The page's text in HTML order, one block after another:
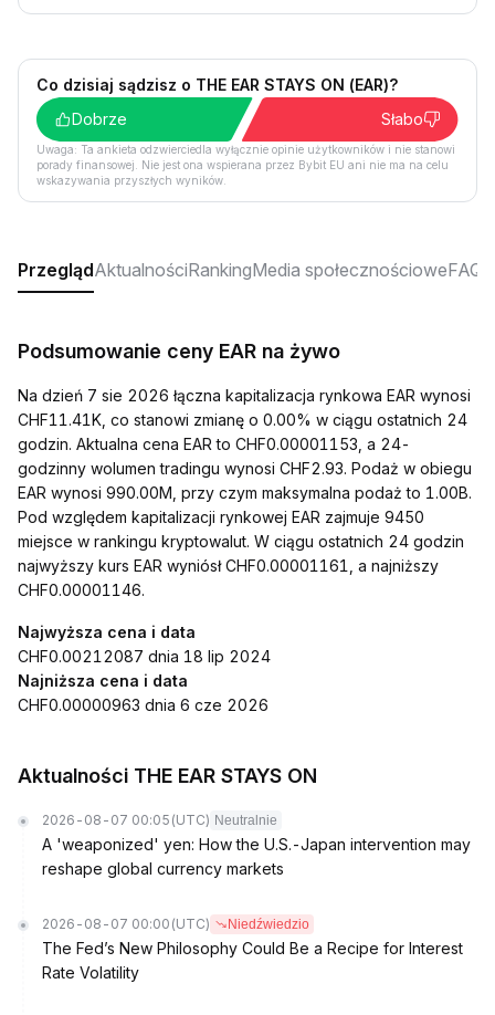
Co dzisiaj sądzisz o THE EAR STAYS ON (EAR)?
Dobrze
Słabo
Uwaga: Ta ankieta odzwierciedla wyłącznie opinie użytkowników i nie stanowi
porady finansowej. Nie jest ona wspierana przez Bybit EU ani nie ma na celu
wskazywania przyszłych wyników.
PrzeglądAktualnościRankingMedia społecznościoweFAQ
Podsumowanie ceny EAR na żywo
Na dzień 7 sie 2026 łączna kapitalizacja rynkowa EAR wynosi
CHF11.41K, co stanowi zmianę o 0.00% w ciągu ostatnich 24
godzin. Aktualna cena EAR to CHF0.00001153, a 24-
godzinny wolumen tradingu wynosi CHF2.93. Podaż w obiegu
EAR wynosi 990.00M, przy czym maksymalna podaż to 1.00B.
Pod względem kapitalizacji rynkowej EAR zajmuje 9450
miejsce w rankingu kryptowalut. W ciągu ostatnich 24 godzin
najwyższy kurs EAR wyniósł CHF0.00001161, a najniższy
CHF0.00001146.
Najwyższa cena i data
CHF0.00212087 dnia 18 lip 2024
Najniższa cena i data
CHF0.00000963 dnia 6 cze 2026
Aktualności THE EAR STAYS ON
2026-08-07 00:05 (UTC) Neutralnie
A 'weaponized' yen: How the U.S.-Japan intervention may
reshape global currency markets
2026-08-07 00:00 (UTC) Niedźwiedzio
The Fed’s New Philosophy Could Be a Recipe for Interest
Rate Volatility